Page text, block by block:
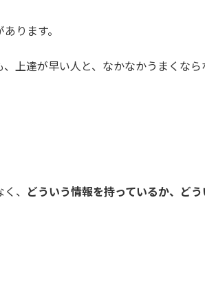
ります。
上達が早い人と、なかなかうまくなら
、 どういう情報を持っているか、ど